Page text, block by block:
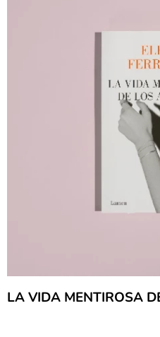
LA VIDA MENTIROSA